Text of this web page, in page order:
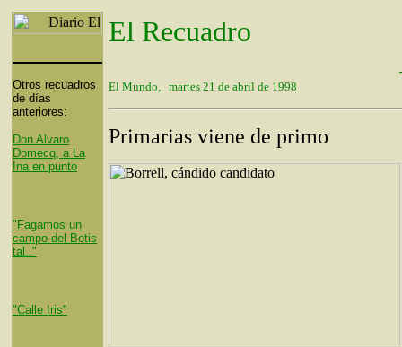
Otros recuadros
de días
anteriores:
Don Alvaro
Domecq, a La
Ina en punto
"Fagamos un
campo del Betis
tal.."
"Calle Iris"
El Recuadro
El Mundo, martes 21 de abril de 1998
Primarias viene de primo